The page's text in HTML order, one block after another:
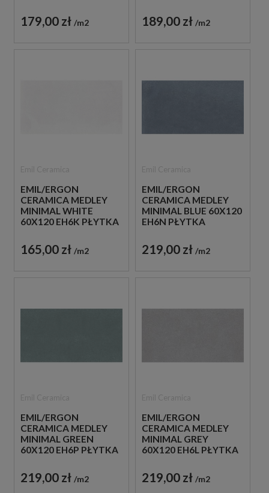
179,00 zł m2 189,00 zł m2
EMIL/ERGON
CERAMICA MEDLEY
MINIMAL WHITE
60X120 EH6K PŁYTKA
165,00 zł m2
EMIL/ERGON
CERAMICA MEDLEY
MINIMAL BLUE 60X120
EH6N PŁYTKA
219,00 zł m2
EMIL/ERGON
CERAMICA MEDLEY
MINIMAL GREEN
60X120 EH6P PŁYTKA
219,00 zł m2
EMIL/ERGON
CERAMICA MEDLEY
MINIMAL GREY
60X120 EH6L PŁYTKA
219,00 zł m2